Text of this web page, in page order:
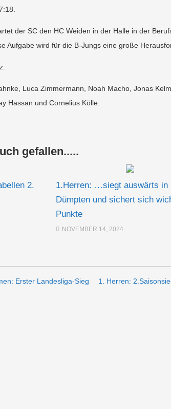
der SC den HC Weiden in der Halle in der
Aufgabe wird für die B-Jungs eine große
Luca Zimmermann, Noah Macho, Jonas
Hassan und Cornelius Kölle.
gefallen.....
2.
1.Herren: …siegt auswärts in
Dümpten und sichert sich
Punkte
NOVEMBER 14, 2024
Erster Landesliga-Sieg 1. Herren: